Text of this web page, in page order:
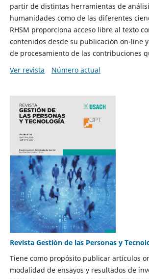
partir de distintas herramientas de
humanidades como de las diferentes
RHSM proporciona acceso libre al texto
contenidos desde su publicación on-line
de procesamiento de las contribuciones
Ver revista
Número actual
Revista Gestión de las Personas y
Tiene como propósito publicar artículos
modalidad de ensayos y resultados de